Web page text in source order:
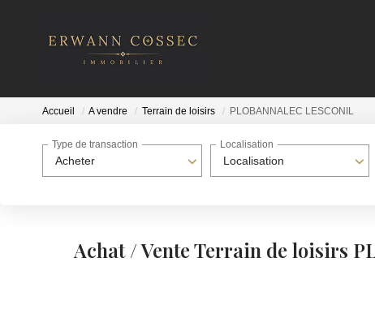
Accueil A vendre Terrain de loisirs PLOBANNALEC LESCONIL
Acheter
Type de transaction
Localisation
Localisation
Achat / Vente Terrain de loisirs